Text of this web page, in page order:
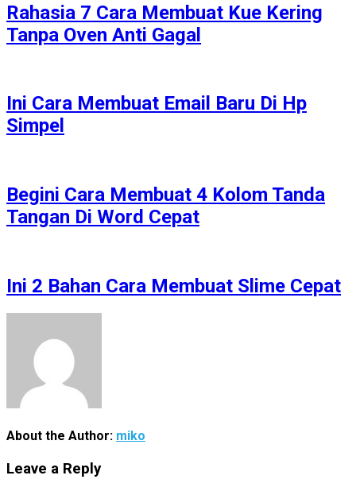
Rahasia 7 Cara Membuat Kue Kering
Tanpa Oven Anti Gagal
Ini Cara Membuat Email Baru Di Hp
Simpel
Begini Cara Membuat 4 Kolom Tanda
Tangan Di Word Cepat
Ini 2 Bahan Cara Membuat Slime Cepat
About the Author: miko
Leave a Reply